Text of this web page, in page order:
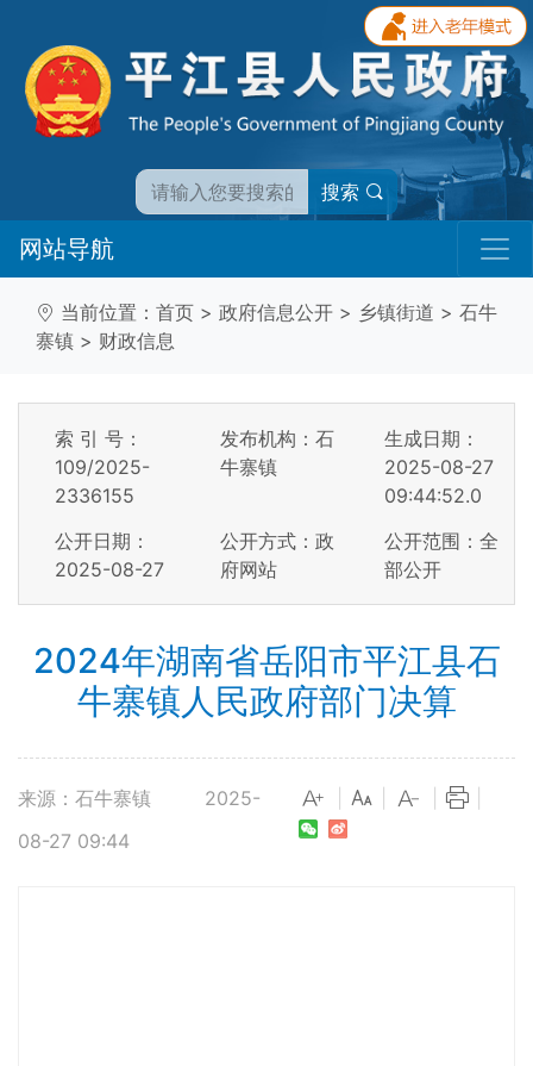
搜索
网站导航
当前位置： 首页 > 政府信息公开 > 乡镇街道 > 石牛
寨镇 > 财政信息
索 引 号：
109/2025-
2336155
发布机构：石
牛寨镇
生成日期：
2025-08-27
09:44:52.0
公开日期：
2025-08-27
公开方式：政
府网站
公开范围：全
部公开
2024年湖南省岳阳市平江县石
牛寨镇人民政府部门决算
来源：石牛寨镇
2025-
08-27 09:44